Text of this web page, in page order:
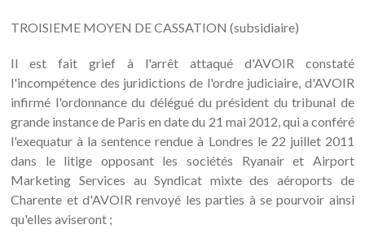
TROISIEME MOYEN DE CASSATION (subsidiaire)
Il est fait grief à l'arrêt attaqué d'AVOIR constaté
l'incompétence des juridictions de l'ordre judiciaire, d'AVOIR
infirmé l'ordonnance du délégué du président du tribunal de
grande instance de Paris en date du 21 mai 2012, qui a conféré
l'exequatur à la sentence rendue à Londres le 22 juillet 2011
dans le litige opposant les sociétés Ryanair et Airport
Marketing Services au Syndicat mixte des aéroports de
Charente et d'AVOIR renvoyé les parties à se pourvoir ainsi
qu'elles aviseront ;